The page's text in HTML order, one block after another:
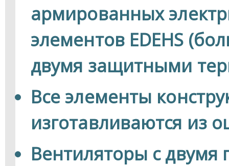
армированных
элементов EDEHS
двумя защитными
Все элементы
изготавливаются из
Вентиляторы с